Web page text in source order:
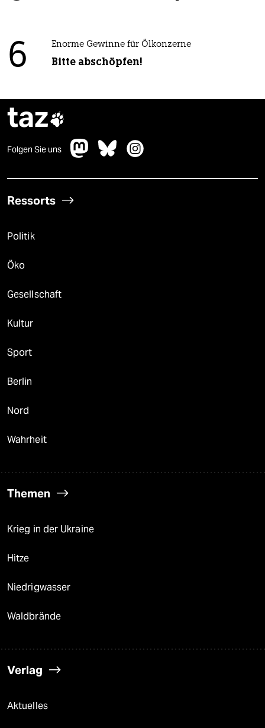
6 Enorme Gewinne für Ölkonzerne
Bitte abschöpfen!
taz
Folgen Sie uns
Ressorts
Politik
Öko
Gesellschaft
Kultur
Sport
Berlin
Nord
Wahrheit
Themen
Krieg in der Ukraine
Hitze
Niedrigwasser
Waldbrände
Verlag
Aktuelles